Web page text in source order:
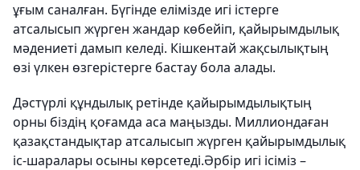
ұғым саналған. Бүгінде елімізде игі істерге
атсалысып жүрген жандар көбейіп, қайырымдылық
мәдениеті дамып келеді. Кішкентай жақсылықтың
өзі үлкен өзгерістерге бастау бола алады.
Дәстүрлі құндылық ретінде қайырымдылықтың
орны біздің қоғамда аса маңызды. Миллиондаған
қазақстандықтар атсалысып жүрген қайырымдылық
іс-шаралары осыны көрсетеді.Әрбір игі ісіміз –